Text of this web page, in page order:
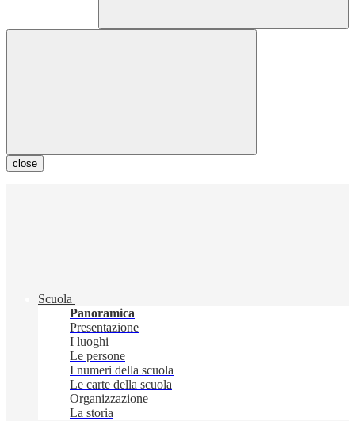
close
Scuola
Panoramica
Presentazione
I luoghi
Le persone
I numeri della scuola
Le carte della scuola
Organizzazione
La storia